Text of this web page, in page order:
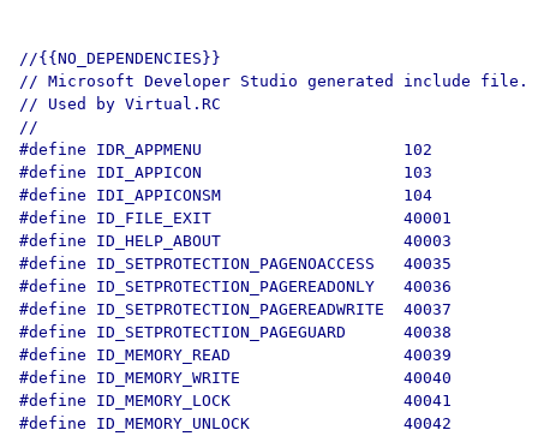
//{{NO_DEPENDENCIES}}
// Microsoft Developer Studio generated include file.
// Used by Virtual.RC
//
#define IDR_APPMENU                     102
#define IDI_APPICON                     103
#define IDI_APPICONSM                   104
#define ID_FILE_EXIT                    40001
#define ID_HELP_ABOUT                   40003
#define ID_SETPROTECTION_PAGENOACCESS   40035
#define ID_SETPROTECTION_PAGEREADONLY   40036
#define ID_SETPROTECTION_PAGEREADWRITE  40037
#define ID_SETPROTECTION_PAGEGUARD      40038
#define ID_MEMORY_READ                  40039
#define ID_MEMORY_WRITE                 40040
#define ID_MEMORY_LOCK                  40041
#define ID_MEMORY_UNLOCK                40042